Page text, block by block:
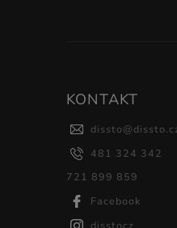
KONTAKT
dissto@
481 324 342
721 899 859
Facebook